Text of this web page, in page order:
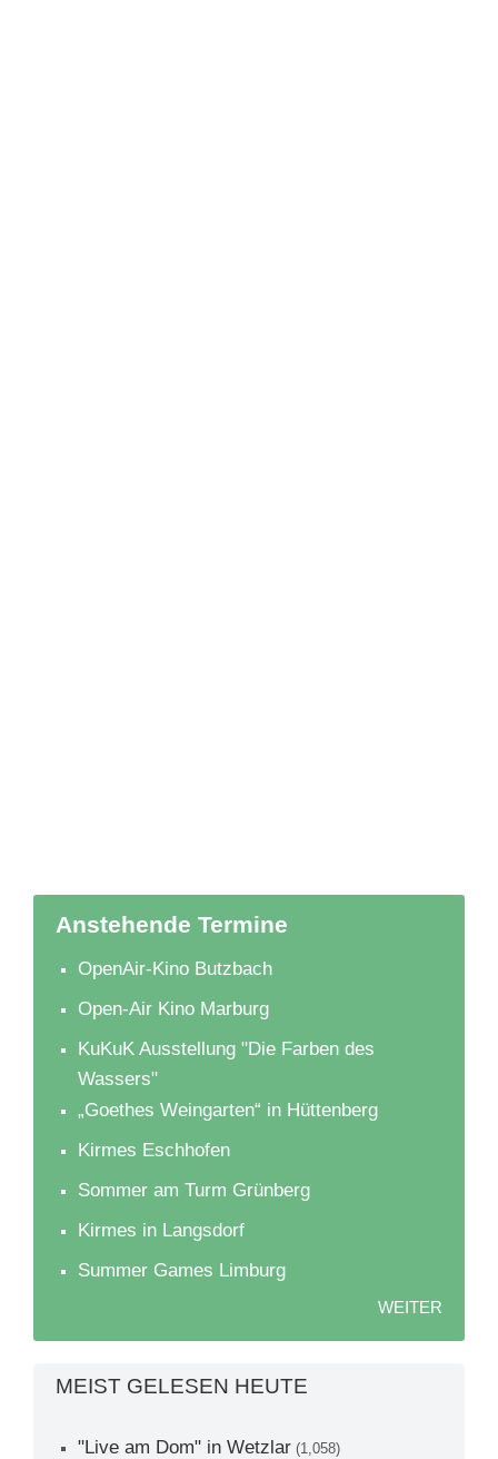
Anstehende Termine
OpenAir-Kino Butzbach
Open-Air Kino Marburg
KuKuK Ausstellung "Die Farben des
Wassers"
„Goethes Weingarten“ in Hüttenberg
Kirmes Eschhofen
Sommer am Turm Grünberg
Kirmes in Langsdorf
Summer Games Limburg
WEITER
MEIST GELESEN HEUTE
"Live am Dom" in Wetzlar (1,058)